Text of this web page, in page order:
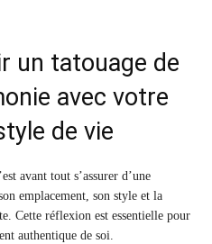
un tatouage de
avec votre
de vie
avant tout s’assurer d’une
emplacement, son style et la
Cette réflexion est essentielle pour
authentique de soi.